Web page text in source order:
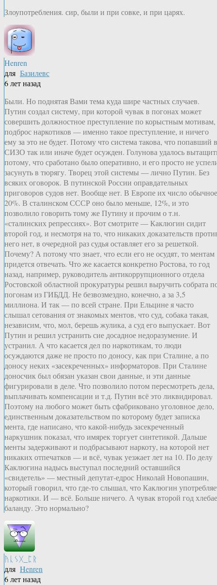
Злоупотребления. сир, были и при совке, и при царях.
Henren
для Базилевс
6 лет назад
Были. Но поднятая Вами тема куда шире частных случаев.
Путин создал систему, при которой чувак в погонах может
совершить должностное преступление по корыстным мотивам,
подброс наркотиков — именно такое преступление, и ничего
ему за это не будет. Потому что система такова, что попавший в
СИЗО так или иначе будет осужден. Голунова удалось
потому, что сработано было оперативно, и его просто не
засунуть в тюрягу. Творец этой системы — лично Путин. Без
всяких оговорок. В путинской России оправдательных
приговоров судов нет. Вообще нет. В Европе их число
20%. В сталинском СССР оно было меньше, 12%, и это
позволило говорить тому же Путину и прочим о т.н.
«сталинских репрессиях». Вот смотрите — Каклюгин сидит
второй год, и несмотря на то, что никаких доказательств
него нет, в очередной раз судья оставляет его за решеткой.
Почему? А потому что знает, что если его не осудят, то ментам
придется отвечать. Что же касается конкретно Ростова, то год
назад, например, руководитель антикоррупционного отдела
Ростовской областной прокуратуры решил выручить собрата
погонам из ГИБДД. Не безвозмездно, конечно, а за 3,5
миллиона. И так — по всей стране. При Ельцине я часто
слышал сетования от знакомых ментов, что суд, собака такая,
независим, что, мол, берешь жулика, а суд его выпускает. Вот
Путин и решил устранить сие досадное недоразумение. И
устранил. А что касается дел по наркотикам, то люди
осуждаются даже не просто по доносу, как при Сталине, а по
доносу неких «засекреченных» информаторов. При Сталине
доносчик был обязан указан свои данные, и эти данные
фигурировали в деле. Что позволило потом пересмотреть дела,
выплачивать компенсации и т.д. Путин всё это ликвидировал.
Поэтому на любого может быть сфабриковано уголовное дело,
единственным доказательством по которому будет записка
мента, где написано, что какой-нибудь засекреченный
наркушник показал, что имярек торгует синтетикой. Дальше
менты задерживают и подбрасывают наркоту, на которой нет
никаких отпечатков — и всё, чувак уезжает лет на 10. По делу
Каклюгина надысь выступал последний оставшийся
«свидетель» — местный депутат-едрос Николай Новопашин,
который говорил, что где-то слышал, что Каклюгин
наркотики. И — всё. Больше ничего. А чувак второй год
баланду. Это нормально?
ᚤᚳᛊᚷ_ᛈᚱ
для Henren
6 лет назад